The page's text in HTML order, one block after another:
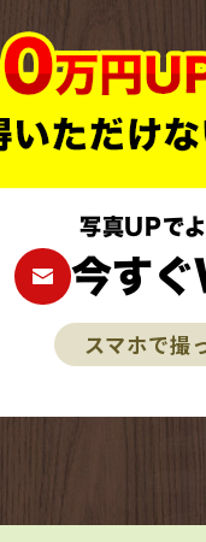
写真UPでよ
今す
スマホで撮